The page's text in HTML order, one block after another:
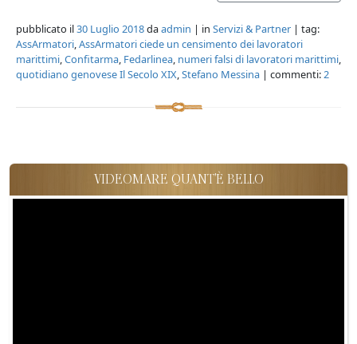
pubblicato il30 Luglio 2018daadmin | in Servizi & Partner | tag:
AssArmatori AssArmatori ciede un censimento dei lavoratori
marittimi Confitarma Fedarlinea numeri falsi di lavoratori marittimi
quotidiano genovese Il Secolo XIX Stefano Messina | commenti: 2
VIDEOMARE QUANT'È BELLO